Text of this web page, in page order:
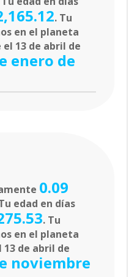
. Tu
en el planeta
13 de abril de
enero de
0.09
edad en días
. Tu
en el planeta
de abril de
noviembre